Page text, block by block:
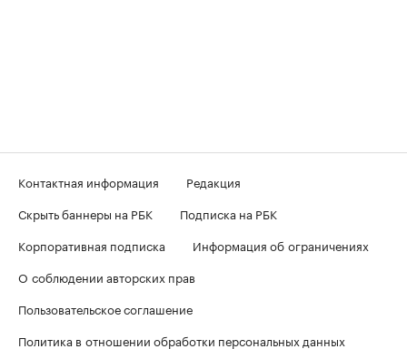
Контактная информация
Редакция
Скрыть баннеры на РБК
Подписка на РБК
Корпоративная подписка
Информация об ограничениях
О соблюдении авторских прав
Пользовательское соглашение
Политика в отношении обработки персональных данных